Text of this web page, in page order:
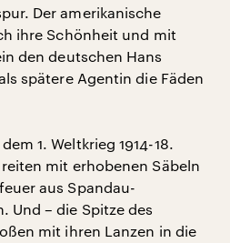
Der amerikanische
ihre Schönheit und mit
den deutschen Hans
spätere Agentin die Fäden
1. Weltkrieg 1914-18.
mit erhobenen Säbeln
aus Spandau-
Und – die Spitze des
mit ihren Lanzen in die